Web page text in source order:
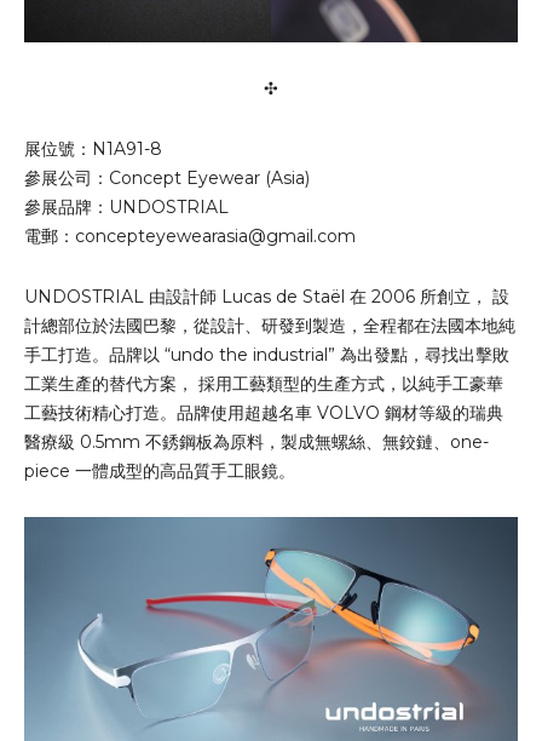
✣
展位號：N1A91-8
參展公司：Concept Eyewear (Asia)
參展品牌：UNDOSTRIAL
電郵： concepteyewearasia@gmail.com
UNDOSTRIAL 由設計師 Lucas de Staël 在 2006 所創立， 設
計總部位於法國巴黎，從設計、研發到製造，全程都在法國本地純
手工打造。品牌以 “undo the industrial” 為出發點，尋找出擊敗
工業生產的替代方案， 採用工藝類型的生產方式，以純手工豪華
工藝技術精心打造。品牌使用超越名車 VOLVO 鋼材等級的瑞典
醫療級 0.5mm 不銹鋼板為原料，製成無螺絲、無鉸鏈、one-
piece 一體成型的高品質手工眼鏡。